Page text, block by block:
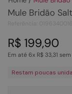
Mule Bridão
R$ 199,90
Em até6x R$ 33,31
Restam poucas
2º
tenis
4º
sandalia
5º
rasteira
6º
tamanco